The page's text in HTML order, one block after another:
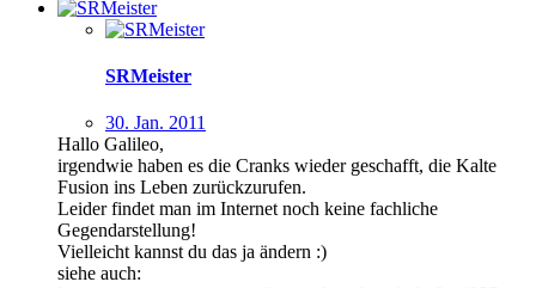
SRMeister
30. Jan. 2011
Hallo Galileo,
irgendwie haben es die Cranks wieder geschafft, die Kalte
Fusion ins Leben zurückzurufen.
Leider findet man im Internet noch keine fachliche
Gegendarstellung!
Vielleicht kannst du das ja ändern :)
siehe auch: